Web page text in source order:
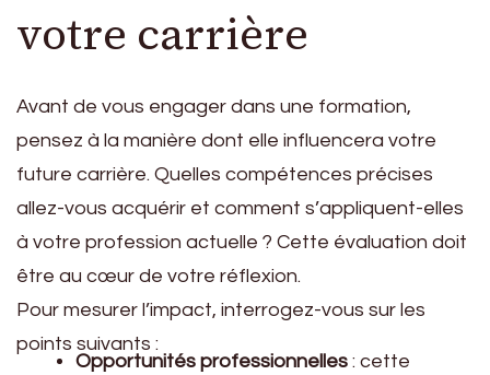
votre carrière
Avant de vous engager dans une formation,
pensez à la manière dont elle influencera votre
future carrière. Quelles compétences précises
allez-vous acquérir et comment s’appliquent-elles
à votre profession actuelle ? Cette évaluation doit
être au cœur de votre réflexion.
Pour mesurer l’impact, interrogez-vous sur les
points suivants :
Opportunités professionnelles : cette